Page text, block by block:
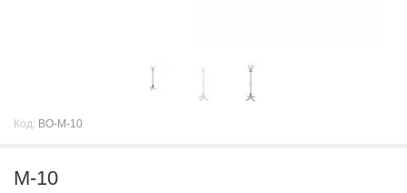
Код: ВО-М-10
М-10